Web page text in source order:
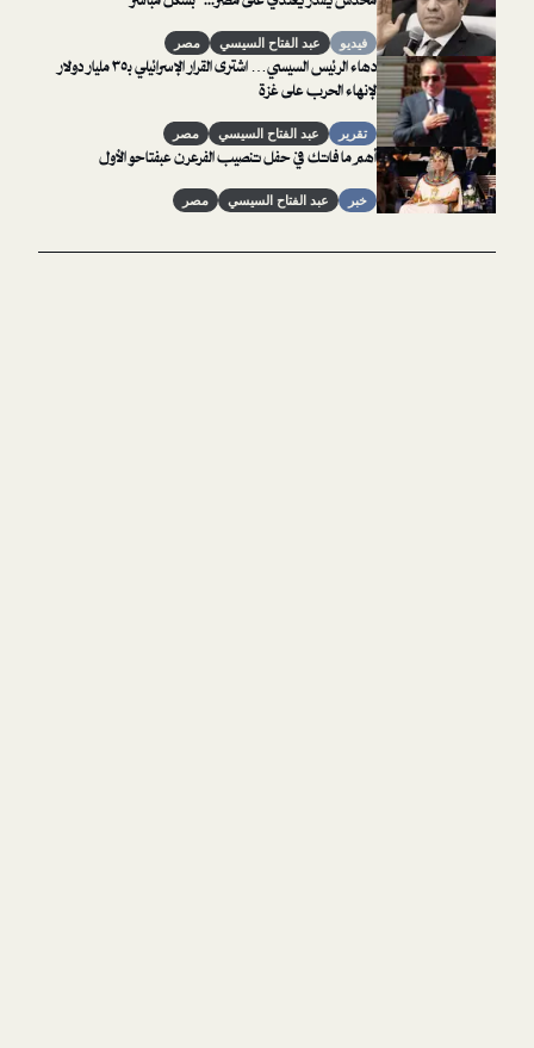
فيديو عبد الفتاح السيسي مصر
دهاء الرئيس السيسي… اشترى القرار الإسرائيلي بـ٣٥ مليار دولار
لإنهاء الحرب على غزة
تقرير عبد الفتاح السيسي مصر
أهم ما فاتك في حفل تنصيب الفرعرن عبفتاحو الأول
خبر عبد الفتاح السيسي مصر